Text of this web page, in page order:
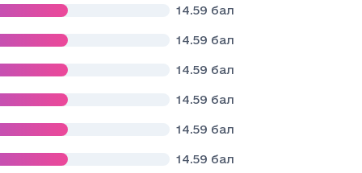
14.59 бал
14.59 бал
14.59 бал
14.59 бал
14.59 бал
14.59 бал